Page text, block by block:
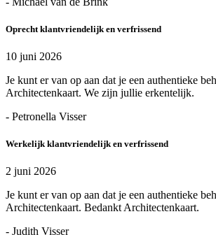
Oprecht klantvriendelijk en verfrissend
10 juni 2026
Je kunt er van op aan dat je een authentieke
Architectenkaart. We zijn jullie erkentelijk.
- Petronella Visser
Werkelijk klantvriendelijk en verfrissend
2 juni 2026
Je kunt er van op aan dat je een authentieke
Architectenkaart. Bedankt Architectenkaart.
- Judith Visser